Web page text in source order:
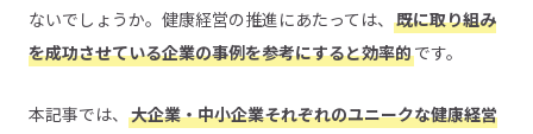
ないでしょうか。健康経営の推進にあたっては、 既に取り組み
を成功させている企業の事例を参考にすると効率的です。
本記事では、 大企業・中小企業それぞれのユニークな健康経営